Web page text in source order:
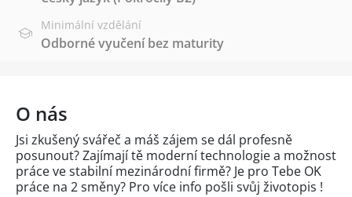
Minimální vzdělání
Odborné vyučení bez maturity
O nás
Jsi zkušený svářeč a máš zájem se dál profesně
posunout? Zajímají tě moderní technologie a možnost
práce ve stabilní mezinárodní firmě? Je pro Tebe OK
práce na 2 směny? Pro více info pošli svůj životopis !